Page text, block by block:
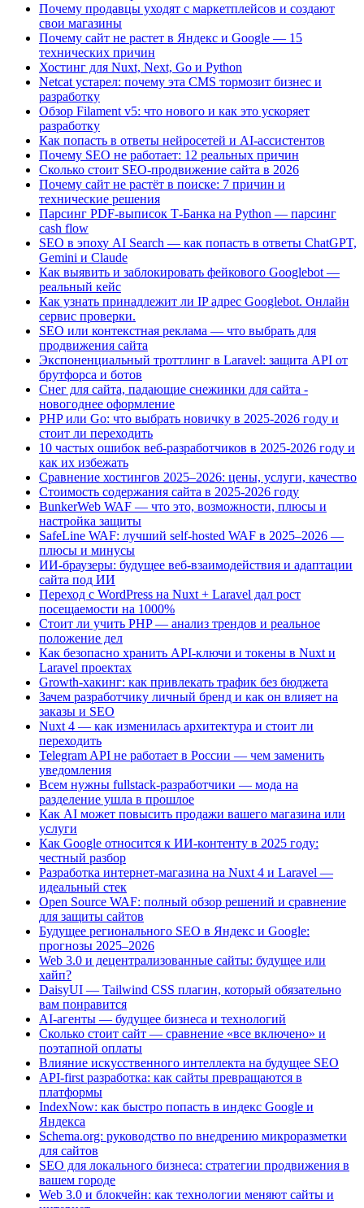
Почему продавцы уходят с маркетплейсов и создают
свои магазины
Почему сайт не растет в Яндекс и Google — 15
технических причин
Хостинг для Nuxt, Next, Go и Python
Netcat устарел: почему эта CMS тормозит бизнес и
разработку
Обзор Filament v5: что нового и как это ускоряет
разработку
Как попасть в ответы нейросетей и AI-ассистентов
Почему SEO не работает: 12 реальных причин
Сколько стоит SEO-продвижение сайта в 2026
Почему сайт не растёт в поиске: 7 причин и
технические решения
Парсинг PDF-выписок Т-Банка на Python — парсинг
cash flow
SEO в эпоху AI Search — как попасть в ответы ChatGPT,
Gemini и Claude
Как выявить и заблокировать фейкового Googlebot —
реальный кейс
Как узнать принадлежит ли IP адрес Googlebot. Онлайн
сервис проверки.
SEO или контекстная реклама — что выбрать для
продвижения сайта
Экспоненциальный троттлинг в Laravel: защита API от
брутфорса и ботов
Снег для сайта, падающие снежинки для сайта -
новогоднее оформление
PHP или Go: что выбрать новичку в 2025-2026 году и
стоит ли переходить
10 частых ошибок веб-разработчиков в 2025-2026 году и
как их избежать
Сравнение хостингов 2025–2026: цены, услуги, качество
Стоимость содержания сайта в 2025-2026 году
BunkerWeb WAF — что это, возможности, плюсы и
настройка защиты
SafeLine WAF: лучший self-hosted WAF в 2025–2026 —
плюсы и минусы
ИИ-браузеры: будущее веб-взаимодействия и адаптации
сайта под ИИ
Переход с WordPress на Nuxt + Laravel дал рост
посещаемости на 1000%
Стоит ли учить PHP — анализ трендов и реальное
положение дел
Как безопасно хранить API-ключи и токены в Nuxt и
Laravel проектах
Growth-хакинг: как привлекать трафик без бюджета
Зачем разработчику личный бренд и как он влияет на
заказы и SEO
Nuxt 4 — как изменилась архитектура и стоит ли
переходить
Telegram API не работает в России — чем заменить
уведомления
Всем нужны fullstack-разработчики — мода на
разделение ушла в прошлое
Как AI может повысить продажи вашего магазина или
услуги
Как Google относится к ИИ-контенту в 2025 году:
честный разбор
Разработка интернет-магазина на Nuxt 4 и Laravel —
идеальный стек
Open Source WAF: полный обзор решений и сравнение
для защиты сайтов
Будущее регионального SEO в Яндекс и Google:
прогнозы 2025–2026
Web 3.0 и децентрализованные сайты: будущее или
хайп?
DaisyUI — Tailwind CSS плагин, который обязательно
вам понравится
AI-агенты — будущее бизнеса и технологий
Сколько стоит сайт — сравнение «все включено» и
поэтапной оплаты
Влияние искусственного интеллекта на будущее SEO
API-first разработка: как сайты превращаются в
платформы
IndexNow: как быстро попасть в индекс Google и
Яндекса
Schema.org: руководство по внедрению микроразметки
для сайтов
SEO для локального бизнеса: стратегии продвижения в
вашем городе
Web 3.0 и блокчейн: как технологии меняют сайты и